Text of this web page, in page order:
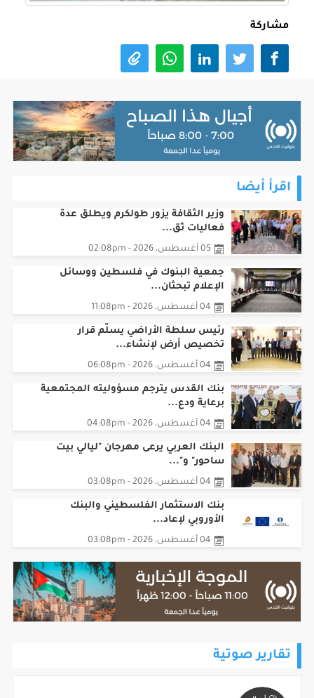
مشاركة
اقرأ أيضا
وزير الثقافة يزور طولكرم ويطلق عدة
فعاليات ثق...
05 أغسطس، 2026 - 02:08pm
جمعية البنوك في فلسطين ووسائل
الإعلام تبحثان...
04 أغسطس، 2026 - 11:08pm
رئيس سلطة الأراضي يسلّم قرار
تخصيص أرض لإنشاء...
04 أغسطس، 2026 - 06:08pm
بنك القدس يترجم مسؤوليته المجتمعية
برعاية ودع...
04 أغسطس، 2026 - 04:08pm
البنك العربي يرعى مهرجان "ليالي بيت
ساحور" و"...
04 أغسطس، 2026 - 03:08pm
بنك الاستثمار الفلسطيني والبنك
الأوروبي لإعاد...
04 أغسطس، 2026 - 03:08pm
تقارير صوتية